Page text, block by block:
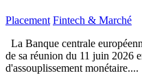
Placement Fintech & Marché
La Banque centrale
de sa réunion du 11 juin 2026
d'assouplissement monétaire....